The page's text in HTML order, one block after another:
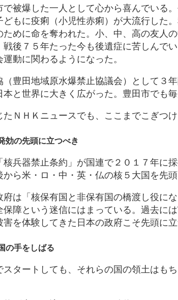
被爆した一人として心から喜んでいる
どもに疫痢（小児性赤痢）が大流行した
ために命を奪われた。小、中、高の友人
戦後７５年たった今も後遺症に苦しんで
動に関わるようになった。
豊田地域原水爆禁止協議会）として３
本と世界に大きく広がった。豊田市でも
ＮＨＫニュースでも、ここまでこぎつ
効の先頭に立つべき
兵器禁止条約」が国連で２０１７年に
ら米・ロ・中・英・仏の核５大国を先
は「核保有国と非保有国の橋渡し役に
保障という迷信にはまっている。過去に
を体験してきた日本の政府こそ先頭に立
の手をしばる
タートしても、それらの国の領土はも